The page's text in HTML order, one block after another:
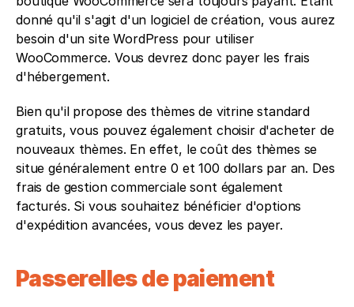
donné qu'il s'agit d'un logiciel de création, vous aurez
besoin d'un site WordPress pour utiliser
WooCommerce. Vous devrez donc payer les frais
d'hébergement.
Bien qu'il propose des thèmes de vitrine standard
gratuits, vous pouvez également choisir d'acheter de
nouveaux thèmes. En effet, le coût des thèmes se
situe généralement entre 0 et 100 dollars par an. Des
frais de gestion commerciale sont également
facturés. Si vous souhaitez bénéficier d'options
d'expédition avancées, vous devez les payer.
Passerelles de paiement